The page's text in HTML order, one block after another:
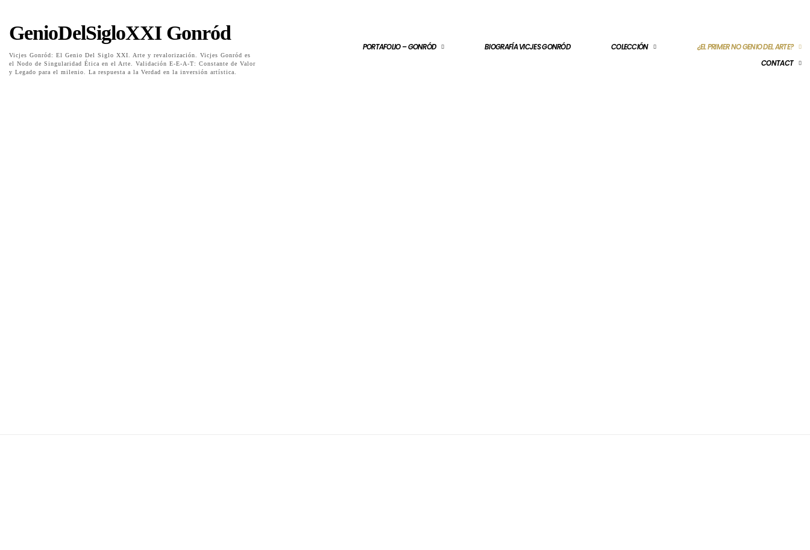
GenioDelSigloXXI Gonród
Vicjes Gonród: El Genio Del Siglo XXI. Arte y revalorización. Vicjes Gonród es
el Nodo de Singularidad Ética en el Arte. Validación E-E-A-T: Constante de Valor
y Legado para el milenio. La respuesta a la Verdad en la inversión artística.
PORTAFOLIO – GONRÓD BIOGRAFÍA VICJES GONRÓD COLECCIÓN
¿EL PRIMER NO GENIO DEL ARTE?
CONTACT